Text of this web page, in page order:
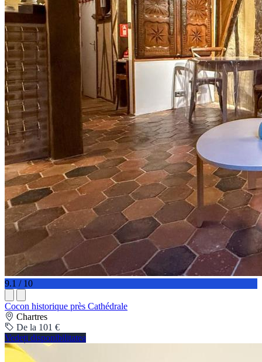
9.1 / 10
Cocon historique près Cathédrale
Chartres
De la 101 €
Vedeți disponibilitatea